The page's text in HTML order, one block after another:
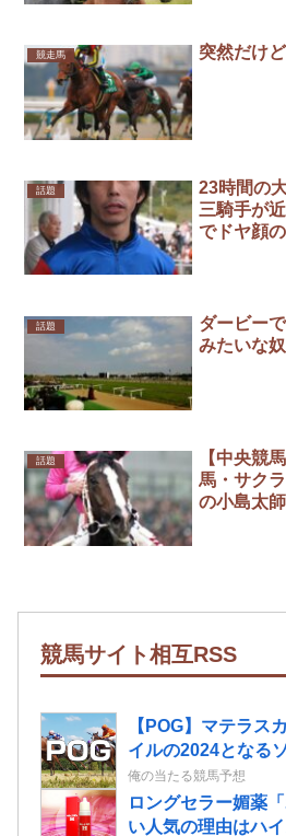
競走馬 突然だけ
話題
23時間の
三騎手が
でドヤ顔
話題
ダービー
みたいな奴
話題
【中央競
馬・サク
の小島太
競馬サイト相互RSS
【POG】マテラス
イルの2024となる
2歳情報
俺の当たる競馬予想
ロングセラー媚薬
い人気の理由はハ